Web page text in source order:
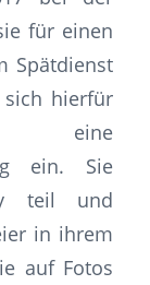
für einen
Spätdienst
sich hierfür
eine
ein. Sie
teil und
in ihrem
auf Fotos